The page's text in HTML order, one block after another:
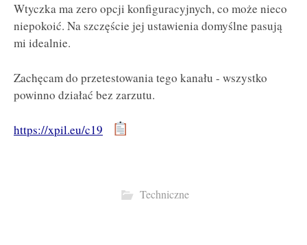
Wtyczka ma zero opcji konfiguracyjnych, co może nieco
niepokoić. Na szczęście jej ustawienia domyślne pasują
mi idealnie.
Zachęcam do przetestowania tego kanału - wszystko
powinno działać bez zarzutu.
https://xpil.eu/c19
Techniczne